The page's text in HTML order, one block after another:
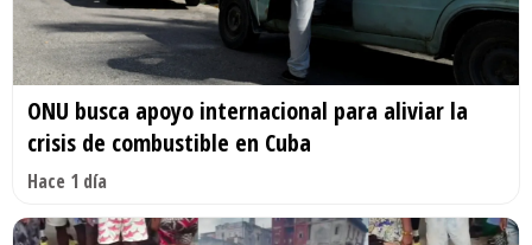
ONU busca apoyo internacional para aliviar la
crisis de combustible en Cuba
Hace 1 día